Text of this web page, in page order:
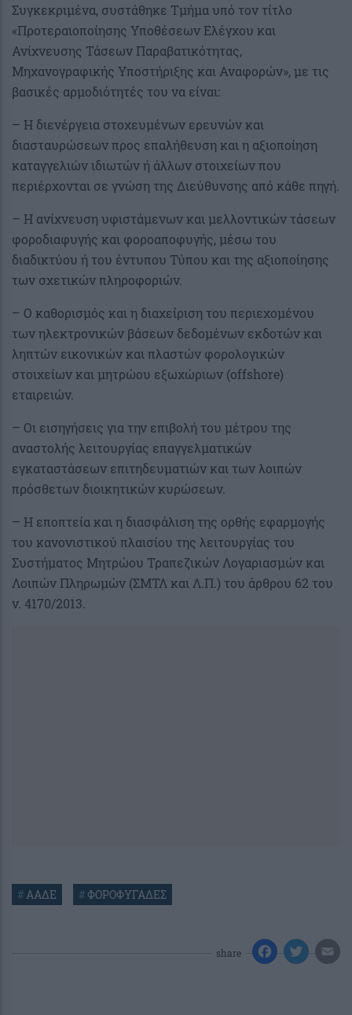
Συγκεκριμένα, συστάθηκε Τμήμα υπό τον τίτλο
«Προτεραιοποίησης Υποθέσεων Ελέγχου και
Ανίχνευσης Τάσεων Παραβατικότητας,
Μηχανογραφικής Υποστήριξης και Αναφορών», με τις
βασικές αρμοδιότητές του να είναι:
– Η διενέργεια στοχευμένων ερευνών και
διασταυρώσεων προς επαλήθευση και η αξιοποίηση
καταγγελιών ιδιωτών ή άλλων στοιχείων που
περιέρχονται σε γνώση της Διεύθυνσης από κάθε πηγή.
– Η ανίχνευση υφιστάμενων και μελλοντικών τάσεων
φοροδιαφυγής και φοροαποφυγής, μέσω του
διαδικτύου ή του έντυπου Τύπου και της αξιοποίησης
των σχετικών πληροφοριών.
– Ο καθορισμός και η διαχείριση του περιεχομένου
των ηλεκτρονικών βάσεων δεδομένων εκδοτών και
ληπτών εικονικών και πλαστών φορολογικών
στοιχείων και μητρώου εξωχώριων (offshore)
εταιρειών.
– Οι εισηγήσεις για την επιβολή του μέτρου της
αναστολής λειτουργίας επαγγελματικών
εγκαταστάσεων επιτηδευματιών και των λοιπών
πρόσθετων διοικητικών κυρώσεων.
– Η εποπτεία και η διασφάλιση της ορθής εφαρμογής
του κανονιστικού πλαισίου της λειτουργίας του
Συστήματος Μητρώου Τραπεζικών Λογαριασμών και
Λοιπών Πληρωμών (ΣΜΤΛ και Λ.Π.) του άρθρου 62 του
ν. 4170/2013.
# ΑΑΔΕ #ΦΟΡΟΦΥΓΑΔΕΣ
share